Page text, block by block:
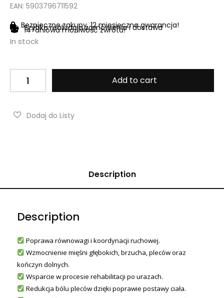
EAN: 5903796711592
Bezpieczne zakupy, 12 miesięczna gwarancja!
Szybka realizacja zamówienia i dostawa
14-dniowa możliwość zwrotu!
In stock
Add to cart
Description
Description
Poprawa równowagi i koordynacji ruchowej.
Wzmocnienie mięśni głębokich, brzucha, pleców oraz
kończyn dolnych.
Wsparcie w procesie rehabilitacji po urazach.
Redukcja bólu pleców dzięki poprawie postawy ciała.